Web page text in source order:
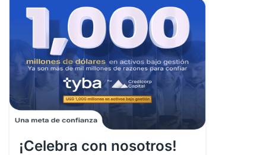
¡Celebra con nosotros!